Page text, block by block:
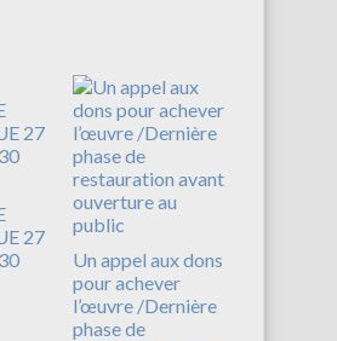
27
Un appel aux dons
pour achever
l’œuvre /Dernière
phase de